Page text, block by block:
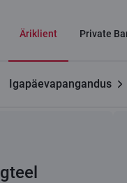
Äriklient Private
Igapäevapangandus